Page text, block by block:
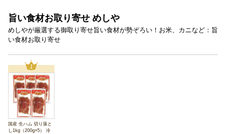
旨い食材お取り寄せ めしや
めしやが厳選する御取り寄せ旨い食材が勢ぞろい！お米、カニなど：旨
い食材お取り寄せ
1
国産 生ハム 切り落と
し1kg（200g×5） 冷